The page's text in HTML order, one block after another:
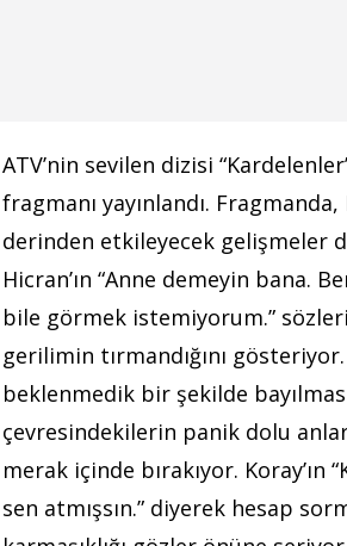
ATV’nin sevilen dizisi
fragmanı yayınlandı.
derinden etkileyecek gelişmeler
Hicran’ın “Anne demeyin bana.
bile görmek istemiyorum.”
gerilimin tırmandığını gösteriyor.
beklenmedik bir şekilde
çevresindekilerin panik dolu
merak içinde bırakıyor. Koray’ın
sen atmışsın.” diyerek hesap